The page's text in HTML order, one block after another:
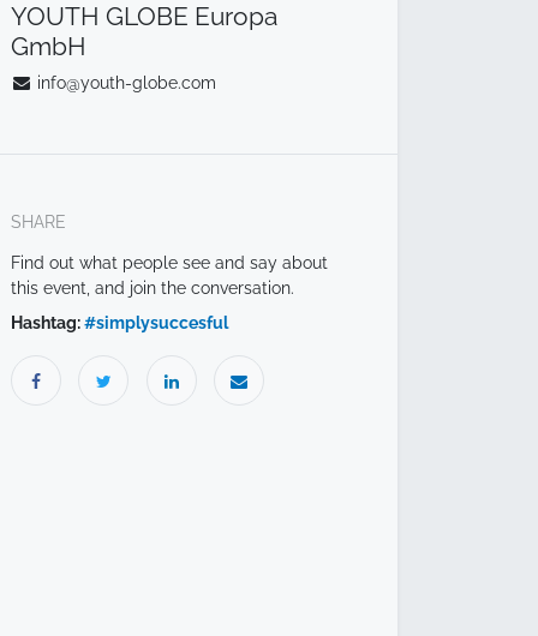
YOUTH GLOBE Europa
GmbH
info@youth-globe.com
SHARE
Find out what people see and say about
this event, and join the conversation.
Hashtag:#simplysuccesful